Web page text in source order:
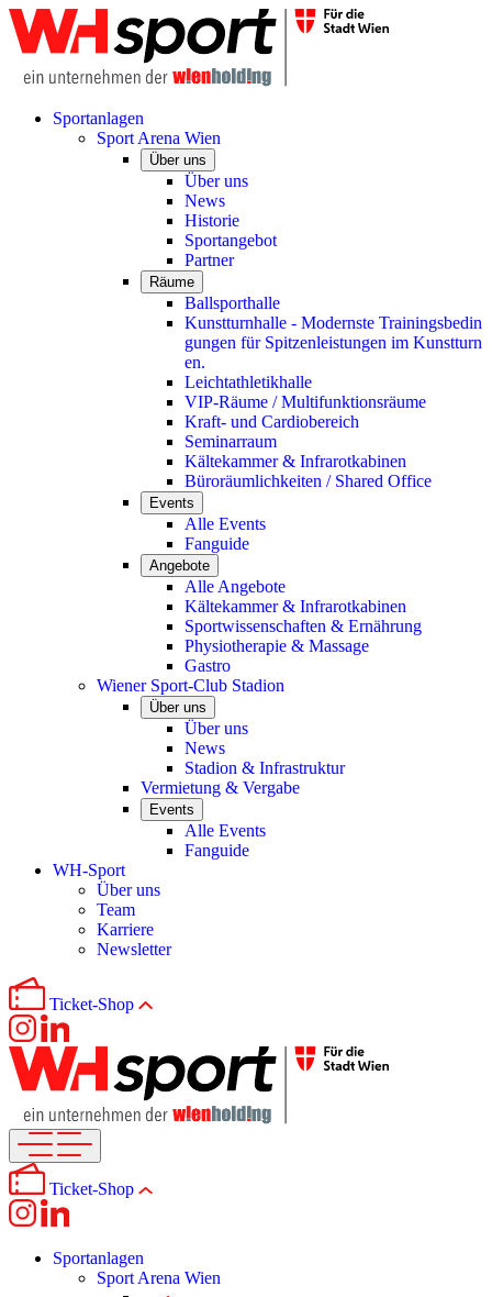
Sportanlagen
Sport Arena Wien
Über uns
Über uns
News
Historie
Sportangebot
Partner
Räume
Ballsporthalle
Kunstturnhalle - Modernste Trainingsbedin
gungen für Spitzenleistungen im Kunstturn
en.
Leichtathletikhalle
VIP-Räume / Multifunktionsräume
Kraft- und Cardiobereich
Seminarraum
Kältekammer & Infrarotkabinen
Büroräumlichkeiten / Shared Office
Events
Alle Events
Fanguide
Angebote
Alle Angebote
Kältekammer & Infrarotkabinen
Sportwissenschaften & Ernährung
Physiotherapie & Massage
Gastro
Wiener Sport-Club Stadion
Über uns
Über uns
News
Stadion & Infrastruktur
Vermietung & Vergabe
Events
Alle Events
Fanguide
WH-Sport
Über uns
Team
Karriere
Newsletter
Ticket-Shop
Ticket-Shop
Sportanlagen
Sport Arena Wien